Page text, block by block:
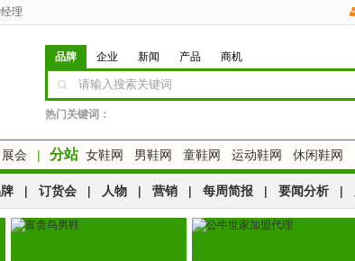
理
品牌 企业 新闻 产品 商机
热门关键词：
展会 | 分站 女鞋网 男鞋网 童鞋网 运动鞋网 休闲鞋网
| 订货会 | 人物 | 营销 | 每周简报 | 要闻分析 |